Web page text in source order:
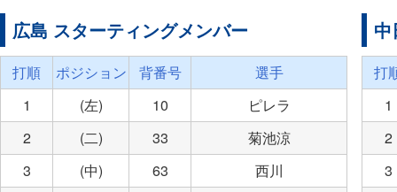
広島 スターティングメンバー
打順 ポジション 背番号
選手
1
(左) 10
ピレラ
2
(二) 33
菊池涼
3
(中) 63
西川
打
1
2
3